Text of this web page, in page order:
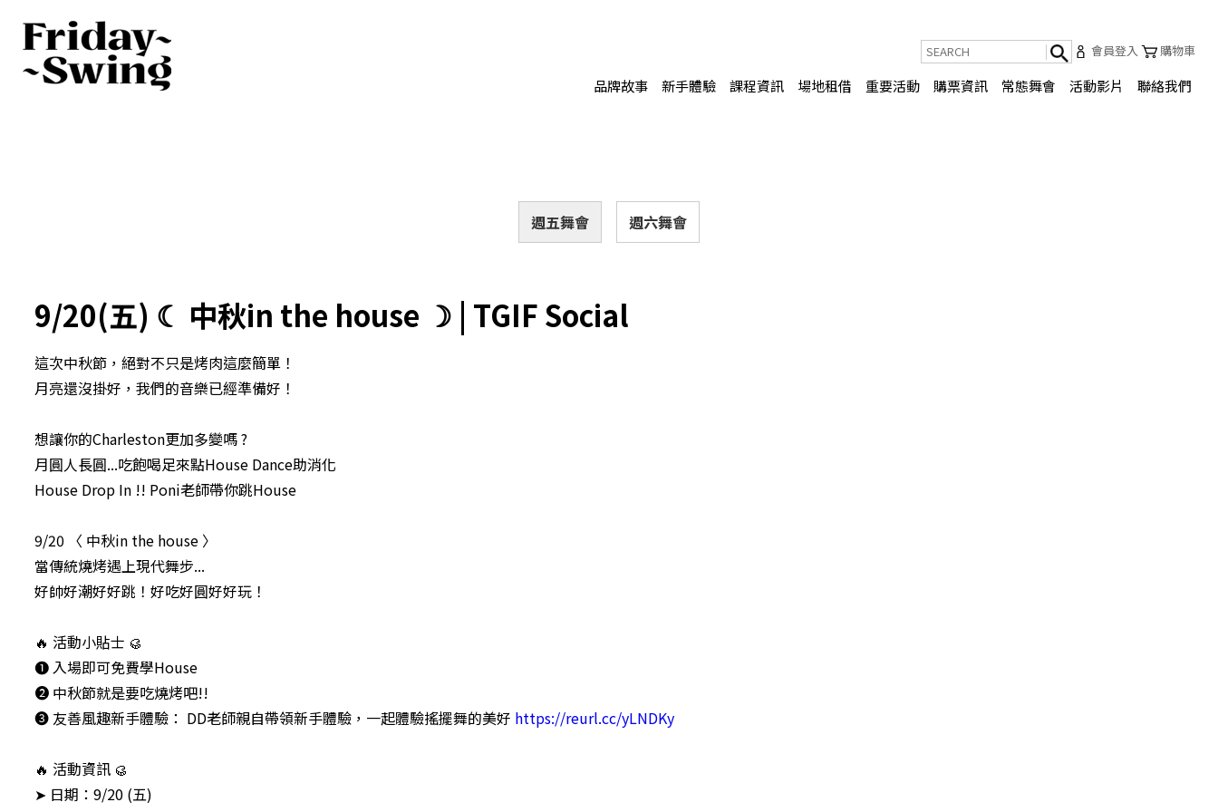
會員登入 購物車
品牌故事 新手體驗 課程資訊 場地租借 重要活動 購票資訊 常態舞會 活動影片 聯絡我們
週五舞會 週六舞會
9/20(五) ☾ 中秋in the house ☽ | TGIF Social
這次中秋節，絕對不只是烤肉這麼簡單！
月亮還沒掛好，我們的音樂已經準備好！
想讓你的Charleston更加多變嗎 ?
月圓人長圓...吃飽喝足來點House Dance助消化
House Drop In !! Poni老師帶你跳House
9/20 〈 中秋in the house 〉
當傳統燒烤遇上現代舞步...
好帥好潮好好跳！好吃好圓好好玩！
🔥 活動小貼士 🥮
➊ 入場即可免費學House
➋ 中秋節就是要吃燒烤吧!!
➌ 友善風趣新手體驗： DD老師親自帶領新手體驗，一起體驗搖擺舞的美好 https://reurl.cc/yLNDKy
🔥 活動資訊 🥮
➤ 日期：9/20 (五)